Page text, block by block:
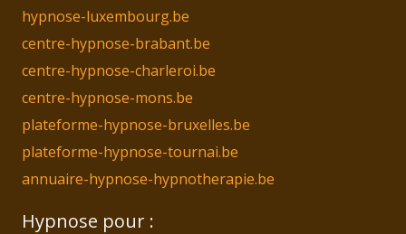
hypnose-luxembourg.be
centre-hypnose-brabant.be
centre-hypnose-charleroi.be
centre-hypnose-mons.be
plateforme-hypnose-bruxelles.be
plateforme-hypnose-tournai.be
annuaire-hypnose-hypnotherapie.be
Hypnose pour :